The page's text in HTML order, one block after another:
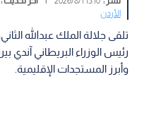
الأردن
تلقى جلالة الملك عبدﷲ
رئيس الوزراء البريطاني آندي
وأبرز المستجدات الإقليمية.